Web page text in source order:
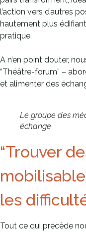
l’action vers d’autres
hautement plus
pratique.
A n’en point douter,
“Théâtre-forum” –
et alimenter des
Le groupe des
échange
“Trouver
les
Tout ce qui précède